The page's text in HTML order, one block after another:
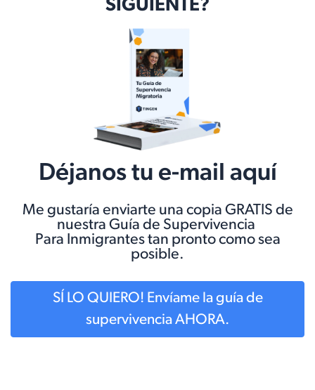
SIGUIENTE?
Déjanos tu e-mail aquí
Me gustaría enviarte una copia GRATIS de
nuestra Guía de Supervivencia
Para Inmigrantes tan pronto como sea
posible.
SÍ LO QUIERO! Envíame la guía de
supervivencia AHORA.